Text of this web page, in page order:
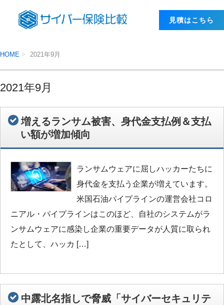
⾒積はこちら
HOME 2021年9月
2021年9月
増えるランサム被害、身代金支払例＆支払
い額が増加傾向
ランサムウェアに屈しハッカーたちに
身代金を支払う企業が増えています。
米国石油パイプラインの運営会社コロ
ニアル・パイプラインはこのほど、自社のシステムがラ
ンサムウェアに感染し企業の重要データが人質に取られ
たとして、ハッカ […]
中露北名指しで脅威「サイバーセキュリテ